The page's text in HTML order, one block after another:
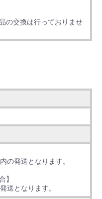
の交換は行っておりませ
の発送となります。
】
送となります。